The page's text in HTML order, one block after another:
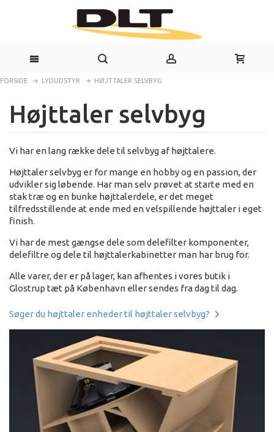
FORSIDE LYDUDSTYR HØJTTALER SELVBYG
Højttaler selvbyg
Vi har en lang række dele til selvbyg af højttalere.
Højttaler selvbyg er for mange en hobby og en passion, der
udvikler sig løbende. Har man selv prøvet at starte med en
stak træ og en bunke højttalerdele, er det meget
tilfredsstillende at ende med en velspillende højttaler i eget
finish.
Vi har de mest gængse dele som delefilter komponenter,
delefiltre og dele til højttalerkabinetter man har brug for.
Alle varer, der er på lager, kan afhentes i vores butik i
Glostrup tæt på København eller sendes fra dag til dag.
Søger du højttaler enheder til højttaler selvbyg?